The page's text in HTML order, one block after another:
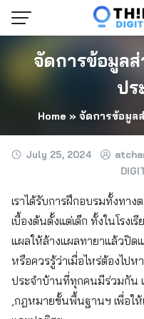
Skip
จัดการข้อมูล
ปร
Home » จัดการข้อมูล
July 25, 2024
เราได้รับการฝึกอบรมทั้งทาง
เบื้องต้นตั้งแต่เด็ก ทั้งในโรง
แผลให้ล้างแผลทายาแล้วปิด
หรือควรรู้ว่าเมื่อไหร่ต้องไป
ประจำบ้านที่ทุกคนมีร่วมกัน เ
,กฎหมายขั้นพื้นฐานฯ เพื่อให้